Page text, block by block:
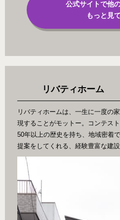
公式サイトで他
もっと見
リバティホーム
リバティホームは、一生に一度の
現することがモットー。コンテス
50年以上の歴史を持ち、地域密着
提案をしてくれる、経験豊富な建設